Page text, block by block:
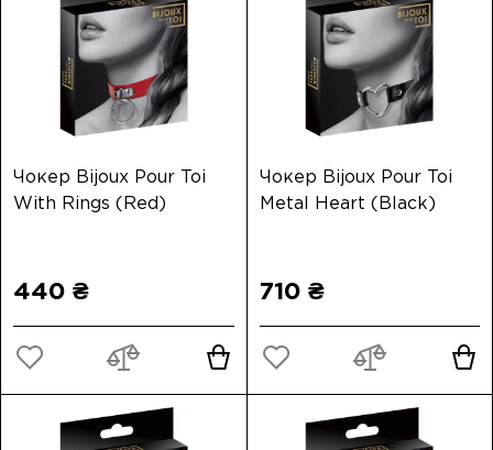
Чокер Bijoux Pour Toi
With Rings (Red)
440 ₴
Чокер Bijoux Pour Toi
Metal Heart (Black)
710 ₴